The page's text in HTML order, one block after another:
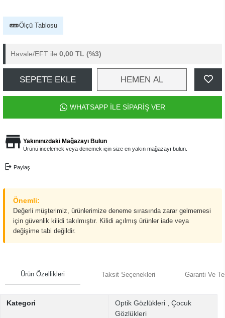
Ölçü Tablosu
Havale/EFT ile 0,00 TL (%3)
SEPETE EKLE HEMEN AL
WHATSAPP İLE SİPARİŞ VER
Yakınınızdaki Mağazayı Bulun
Ürünü incelemek veya denemek için size en yakın mağazayı bulun.
Paylaş
Önemli:
Değerli müşterimiz, ürünlerimize deneme sırasında zarar gelmemesi
için güvenlik kilidi takılmıştır. Kilidi açılmış ürünler iade veya
değişime tabi değildir.
Ürün Özellikleri Taksit Seçenekleri Garanti Ve
Kategori Optik Gözlükleri
Çocuk
Gözlükleri